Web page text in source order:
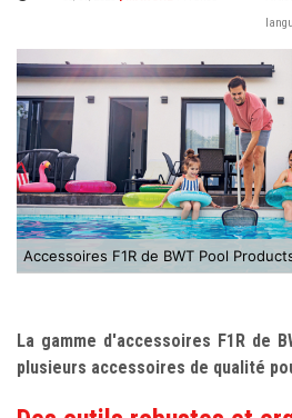
Accessoires F1R de BWT Pool
La gamme d'accessoires F1R de
plusieurs accessoires de qualité